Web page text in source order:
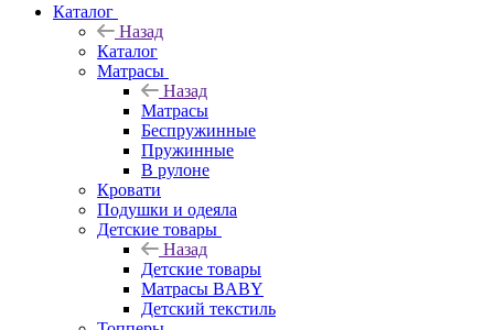
Каталог
Назад
Каталог
Матрасы
Назад
Матрасы
Беспружинные
Пружинные
В рулоне
Кровати
Подушки и одеяла
Детские товары
Назад
Детские товары
Матрасы BABY
Детский текстиль